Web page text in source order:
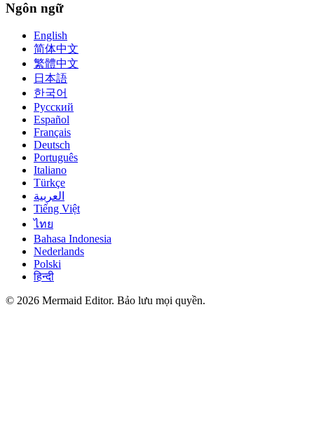
Ngôn ngữ
English
简体中文
繁體中文
日本語
한국어
Русский
Español
Français
Deutsch
Português
Italiano
Türkçe
العربية
Tiếng Việt
ไทย
Bahasa Indonesia
Nederlands
Polski
हिन्दी
© 2026 Mermaid Editor. Bảo lưu mọi quyền.